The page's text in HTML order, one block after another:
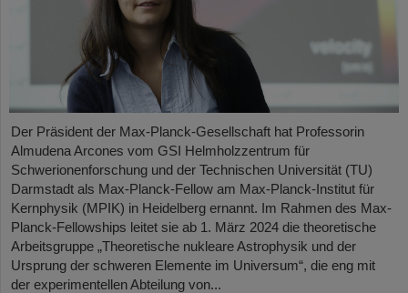
Der Präsident der Max-Planck-Gesellschaft hat Professorin
Almudena Arcones vom GSI Helmholzzentrum für
Schwerionenforschung und der Technischen Universität (TU)
Darmstadt als Max-Planck-Fellow am Max-Planck-Institut für
Kernphysik (MPIK) in Heidelberg ernannt. Im Rahmen des Max-
Planck-Fellowships leitet sie ab 1. März 2024 die theoretische
Arbeitsgruppe „Theoretische nukleare Astrophysik und der
Ursprung der schweren Elemente im Universum“, die eng mit
der experimentellen Abteilung von...